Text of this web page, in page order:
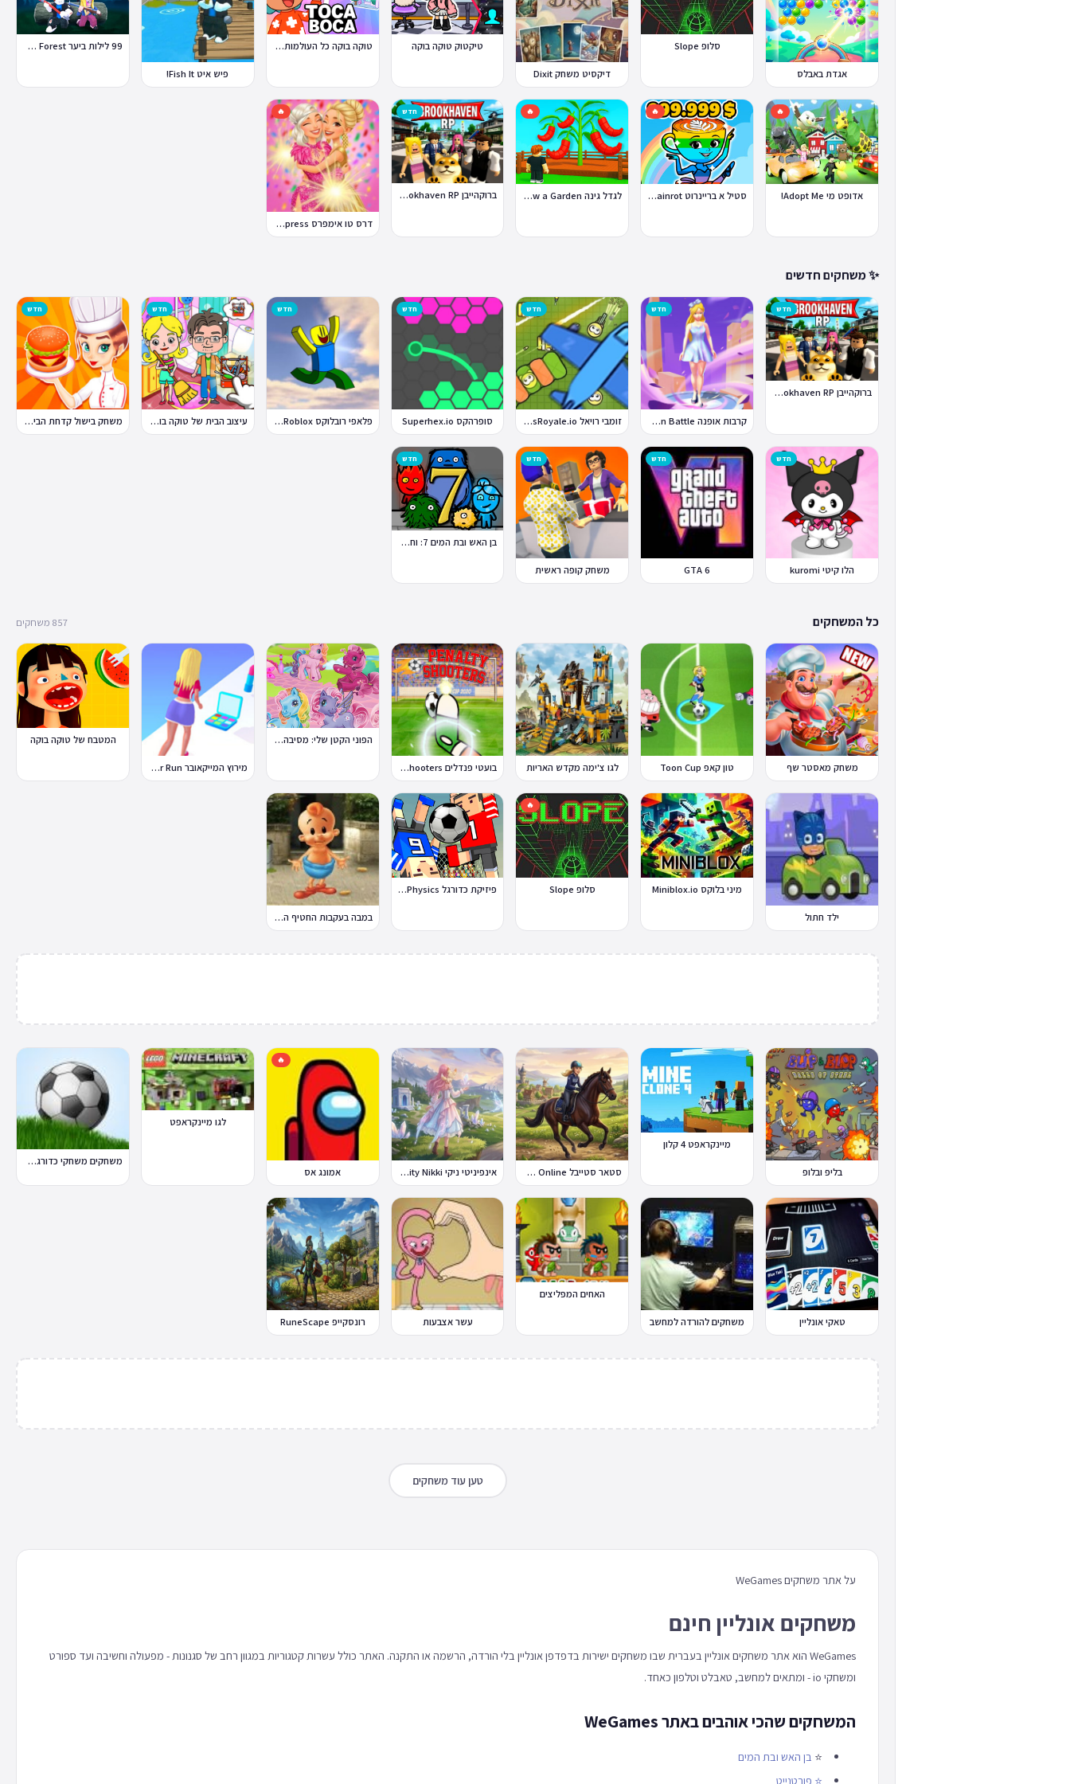
אגדת באבלס
סלופ Slope
דיקסיט משחק Dixit
טיקטוק טוקה בוקה טוקה בוקה כל העולמות בחינם
פיש איט Fish It!
99 לילות ביער Nights in the Forest
🔥
אדופט מי Adopt Me!
🔥
סטיל א בריינרוט Steal a Brainrot
🔥
לגדל גינה Grow a Garden
חדש
ברוקהייבן Brookhaven RP
🔥
דרס טו אימפרס Dress To Impress
✨ משחקים חדשים
חדש
ברוקהייבן Brookhaven RP
חדש
קרבות אופנה Fashion Battle
חדש
זומבי רויאל ZombsRoyale.io
חדש
סופרהקס Superhex.io
חדש
פלאפי רובלוקס Flappy Roblox
חדש
עיצוב הבית של טוקה בוקה
חדש
משחק בישול קדחת הבישול Cooking Fever
חדש
הלו קיטי kuromi
חדש
GTA 6
חדש
משחק קופה ראשית
חדש
בן האש ובת המים 7: וחברים
כל המשחקים 857 משחקים
משחק מאסטר שף טון קאפ Toon Cup לגו צ'ימה מקדש האריות בועטי פנדלים Penalty Shooters
הפוני הקטן שלי: מסיבה בכפר
מירוץ המייקאובר Makeover Run
המטבח של טוקה בוקה
ילד חתול
מיני בלוקס Miniblox.io
🔥
סלופ Slope פיזיקת כדורגל Soccer Physics
במבה בעקבות החטיף החטוף 2
בליפ ובלופ
מיינקראפט 4 קלון
סטאר סטייבל Star Stable Online אינפיניטי ניקי Infinity Nikki
🔥
אמונג אס
לגו מיינקראפט
משחקים משחקי כדורגל במחשב וברשת
טאקי אונליין משחקים להורדה למחשב
האחים המפליצים
עשר אצבעות רונסקייפ RuneScape
טען עוד משחקים
על אתר משחקים WeGames
משחקים אונליין חינם
WeGames הוא אתר משחקים אונליין בעברית שבו משחקים ישירות בדפדפן אונליין בלי הורדה, הרשמה או התקנה. האתר כולל עשרות קטגוריות במגוון רחב של סגנונות - מפעולה וחשיבה ועד ספורט
ומשחקי io - ומתאים למחשב, טאבלט וטלפון כאחד.
המשחקים שהכי אוהבים באתר WeGames
⭐ בן האש ובת המים
⭐ פורטנייט